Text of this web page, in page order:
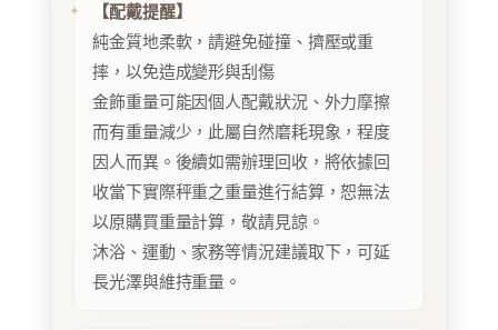
【配戴提醒】
純金質地柔軟，請避免碰撞、擠壓或重
摔，以免造成變形與刮傷
金飾重量可能因個人配戴狀況、外力摩擦
而有重量減少，此屬自然磨耗現象，程度
因人而異。後續如需辦理回收，將依據回
收當下實際秤重之重量進行結算，恕無法
以原購買重量計算，敬請見諒。
沐浴、運動、家務等情況建議取下，可延
長光澤與維持重量。